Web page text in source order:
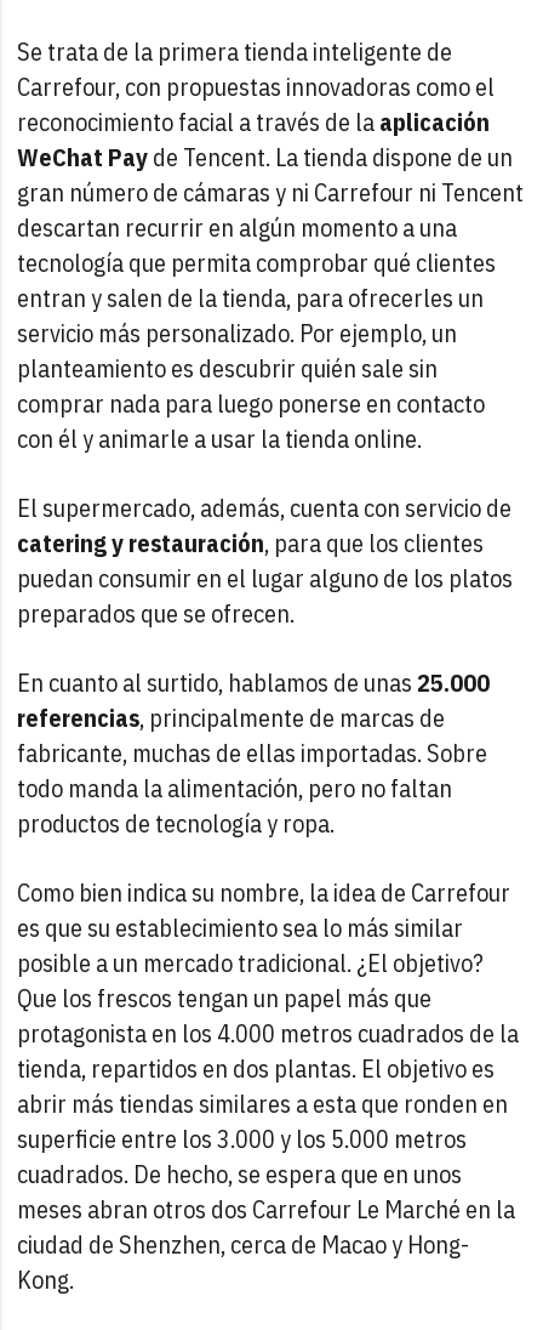
Se trata de la primera tienda inteligente de
Carrefour, con propuestas innovadoras como el
reconocimiento facial a través de laaplicación
WeChat Payde Tencent. La tienda dispone de un
gran número de cámaras y ni Carrefour ni Tencent
descartan recurrir en algún momento a una
tecnología que permita comprobar qué clientes
entran y salen de la tienda, para ofrecerles un
servicio más personalizado. Por ejemplo, un
planteamiento es descubrir quién sale sin
comprar nada para luego ponerse en contacto
con él y animarle a usar la tienda online.
El supermercado, además, cuenta con servicio de
catering y restauración, para que los clientes
puedan consumir en el lugar alguno de los platos
preparados que se ofrecen.
En cuanto al surtido, hablamos de unas25.000
referencias, principalmente de marcas de
fabricante, muchas de ellas importadas. Sobre
todo manda la alimentación, pero no faltan
productos de tecnología y ropa.
Como bien indica su nombre, la idea de Carrefour
es que su establecimiento sea lo más similar
posible a un mercado tradicional. ¿El objetivo?
Que los frescos tengan un papel más que
protagonista en los 4.000 metros cuadrados de la
tienda, repartidos en dos plantas. El objetivo es
abrir más tiendas similares a esta que ronden en
superficie entre los 3.000 y los 5.000 metros
cuadrados. De hecho, se espera que en unos
meses abran otros dos Carrefour Le Marché en la
ciudad de Shenzhen, cerca de Macao y Hong-
Kong.